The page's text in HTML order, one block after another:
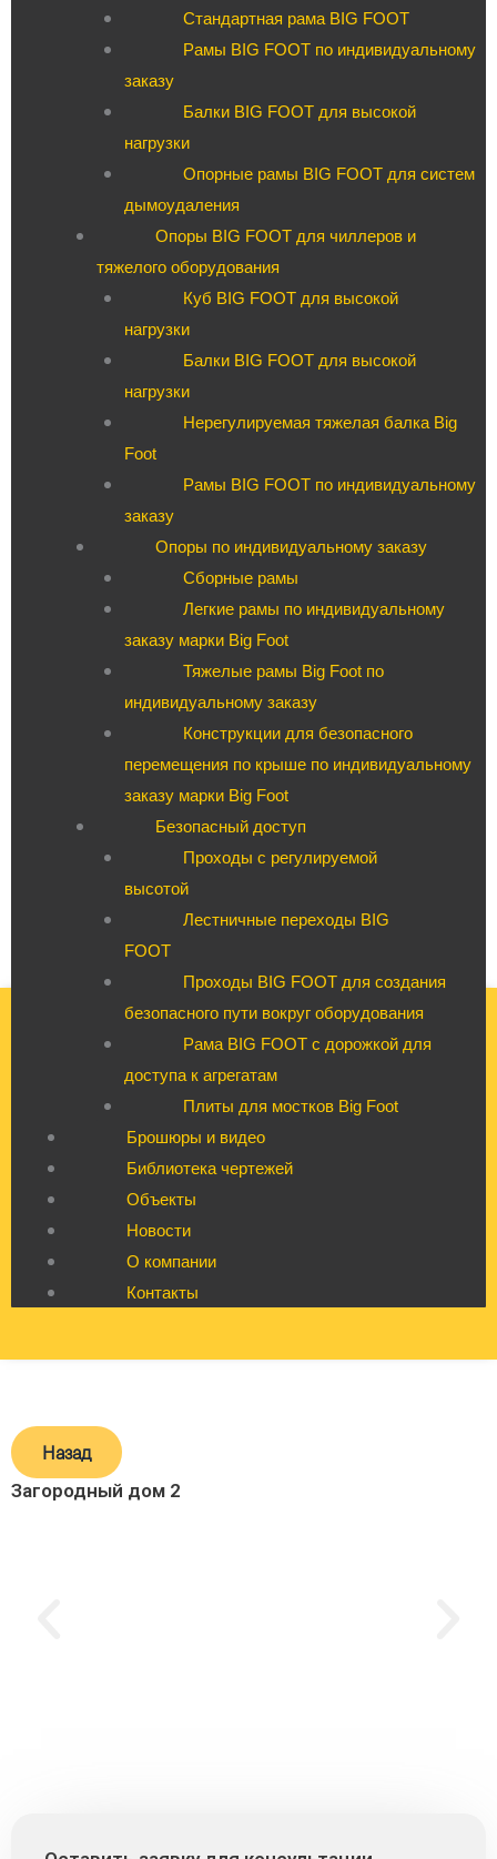
Стандартная рама BIG FOOT
Рамы BIG FOOT по индивидуальному
заказу
Балки BIG FOOT для высокой
нагрузки
Опорные рамы BIG FOOT для систем
дымоудаления
Опоры BIG FOOT для чиллеров и
тяжелого оборудования
Куб BIG FOOT для высокой
нагрузки
Балки BIG FOOT для высокой
нагрузки
Нерегулируемая тяжелая балка Big
Foot
Рамы BIG FOOT по индивидуальному
заказу
Опоры по индивидуальному заказу
Сборные рамы
Легкие рамы по индивидуальному
заказу марки Big Foot
Тяжелые рамы Big Foot по
индивидуальному заказу
Конструкции для безопасного
перемещения по крыше по индивидуальному
заказу марки Big Foot
Безопасный доступ
Проходы с регулируемой
высотой
Лестничные переходы BIG
FOOT
Проходы BIG FOOT для создания
безопасного пути вокруг оборудования
Рама BIG FOOT с дорожкой для
доступа к агрегатам
Плиты для мостков Big Foot
Брошюры и видео
Библиотека чертежей
Объекты
Новости
О компании
Контакты
Назад
Загородный дом 2